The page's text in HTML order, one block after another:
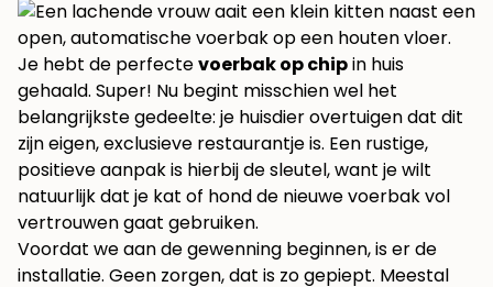
Je hebt de perfectevoerbak op chipin huis
gehaald. Super! Nu begint misschien wel het
belangrijkste gedeelte: je huisdier overtuigen dat dit
zijn eigen, exclusieve restaurantje is. Een rustige,
positieve aanpak is hierbij de sleutel, want je wilt
natuurlijk dat je kat of hond de nieuwe voerbak vol
vertrouwen gaat gebruiken.
Voordat we aan de gewenning beginnen, is er de
installatie. Geen zorgen, dat is zo gepiept. Meestal